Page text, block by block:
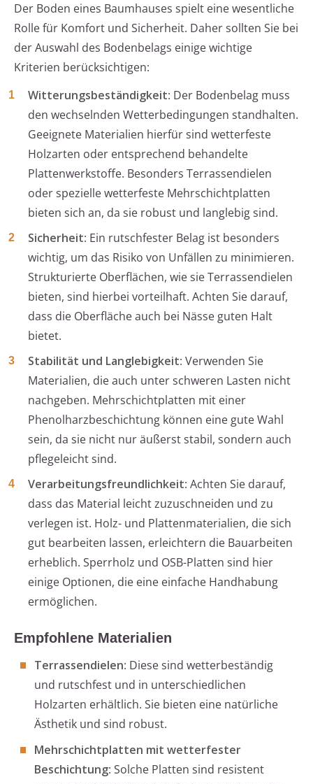
Der Boden eines Baumhauses spielt eine wesentliche
Rolle für Komfort und Sicherheit. Daher sollten Sie bei
der Auswahl des Bodenbelags einige wichtige
Kriterien berücksichtigen:
Witterungsbeständigkeit: Der Bodenbelag muss
den wechselnden Wetterbedingungen standhalten.
Geeignete Materialien hierfür sind wetterfeste
Holzarten oder entsprechend behandelte
Plattenwerkstoffe. Besonders Terrassendielen
oder spezielle wetterfeste Mehrschichtplatten
bieten sich an, da sie robust und langlebig sind.
Sicherheit: Ein rutschfester Belag ist besonders
wichtig, um das Risiko von Unfällen zu minimieren.
Strukturierte Oberflächen, wie sie Terrassendielen
bieten, sind hierbei vorteilhaft. Achten Sie darauf,
dass die Oberfläche auch bei Nässe guten Halt
bietet.
Stabilität und Langlebigkeit: Verwenden Sie
Materialien, die auch unter schweren Lasten nicht
nachgeben. Mehrschichtplatten mit einer
Phenolharzbeschichtung können eine gute Wahl
sein, da sie nicht nur äußerst stabil, sondern auch
pflegeleicht sind.
Verarbeitungsfreundlichkeit: Achten Sie darauf,
dass das Material leicht zuzuschneiden und zu
verlegen ist. Holz- und Plattenmaterialien, die sich
gut bearbeiten lassen, erleichtern die Bauarbeiten
erheblich. Sperrholz und OSB-Platten sind hier
einige Optionen, die eine einfache Handhabung
ermöglichen.
Empfohlene Materialien
Terrassendielen: Diese sind wetterbeständig
und rutschfest und in unterschiedlichen
Holzarten erhältlich. Sie bieten eine natürliche
Ästhetik und sind robust.
Mehrschichtplatten mit wetterfester
Beschichtung: Solche Platten sind resistent